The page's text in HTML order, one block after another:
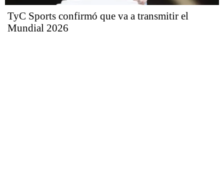
TyC Sports confirmó que va a transmitir el
Mundial 2026